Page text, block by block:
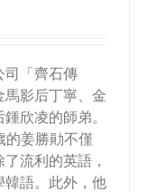
司「齊石傳
影后丁寧、金
欣凌的師弟。
的姜勝勛不僅
流利的英語，
韓語。此外，他